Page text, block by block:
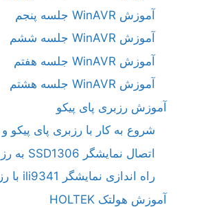
آموزش WinAVR جلسه پنجم
آموزش WinAVR جلسه ششم
آموزش WinAVR جلسه هفتم
آموزش WinAVR جلسه هشتم
آموزش رزبری پای پیکو
شروع به کار با رزبری پای پیکو و
اتصال نمایشگر SSD1306 به رزبری پای پیکو
راه اندازی نمایشگر ili9341 با رزبری پای پیکو
آموزش هولتک HOLTEK